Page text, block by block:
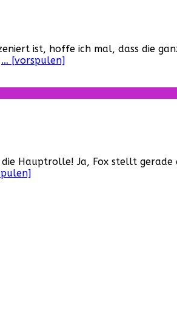
ist, hoffe ich mal, dass die
… [vorspulen]
Hauptrolle! Ja, Fox stellt